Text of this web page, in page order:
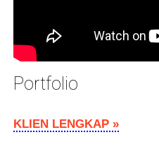
Portfolio
KLIEN LENGKAP »